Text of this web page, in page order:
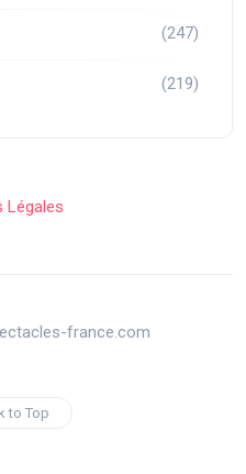
(247)
(219)
Légales
france.com
to Top